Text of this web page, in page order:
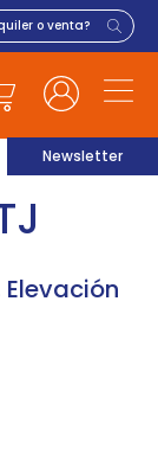
Newsletter
Elevación